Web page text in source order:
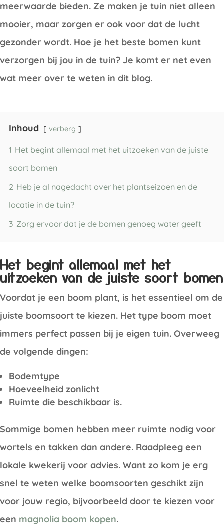
meerwaarde bieden. Ze maken je tuin niet alleen
mooier, maar zorgen er ook voor dat de lucht
gezonder wordt. Hoe je het beste bomen kunt
verzorgen bij jou in de tuin? Je komt er net even
wat meer over te weten in dit blog.
Inhoud verberg
1 Het begint allemaal met het uitzoeken van de juiste
soort bomen
2 Heb je al nagedacht over het plantseizoen en de
locatie in de tuin?
3 Zorg ervoor dat je de bomen genoeg water geeft
Het begint allemaal met het
uitzoeken van de juiste soort bomen
Voordat je een boom plant, is het essentieel om de
juiste boomsoort te kiezen. Het type boom moet
immers perfect passen bij je eigen tuin. Overweeg
de volgende dingen:
Bodemtype
Hoeveelheid zonlicht
Ruimte die beschikbaar is.
Sommige bomen hebben meer ruimte nodig voor
wortels en takken dan andere. Raadpleeg een
lokale kwekerij voor advies. Want zo kom je erg
snel te weten welke boomsoorten geschikt zijn
voor jouw regio, bijvoorbeeld door te kiezen voor
een magnolia boom kopen.